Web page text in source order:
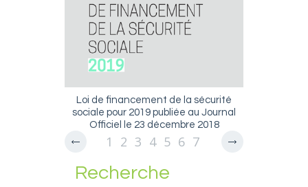
Loi de financement de la sécurité
sociale pour 2019 publiée au Journal
Officiel le 23 décembre 2018
1 2 3 4 5 6 7
8
10
Recherche